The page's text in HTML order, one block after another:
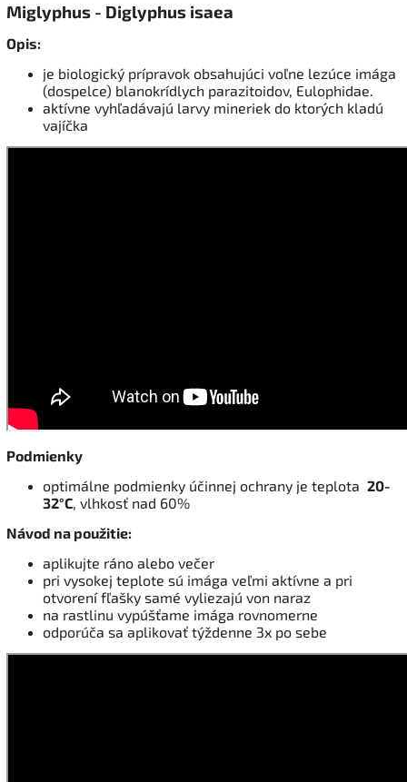
Miglyphus - Diglyphus isaea
Opis:
je biologický prípravok obsahujúci voľne lezúce imága
(dospelce) blanokrídlych parazitoidov, Eulophidae.
aktívne vyhľadávajú larvy mineriek do ktorých kladú
vajíčka
Podmienky
optimálne podmienky účinnej ochrany je teplota 20-
32°C, vlhkosť nad 60%
Návod na použitie:
aplikujte ráno alebo večer
pri vysokej teplote sú imága veľmi aktívne a pri
otvorení fľašky samé vyliezajú von naraz
na rastlinu vypúšťame imága rovnomerne
odporúča sa aplikovať týždenne 3x po sebe